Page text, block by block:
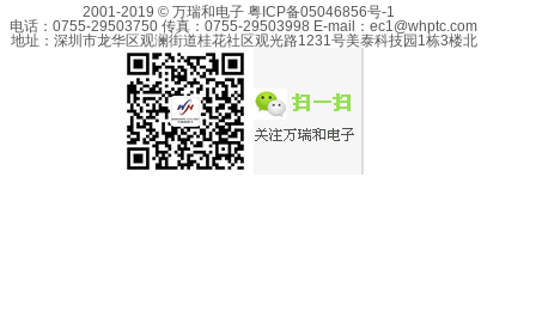
2001-2019 © 万瑞和电子 粤ICP备05046856号-1
电话：0755-29503750 传真：0755-29503998 E-mail：ec1@whptc.com
地址：深圳市龙华区观澜街道桂花社区观光路1231号美泰科技园1栋3楼北